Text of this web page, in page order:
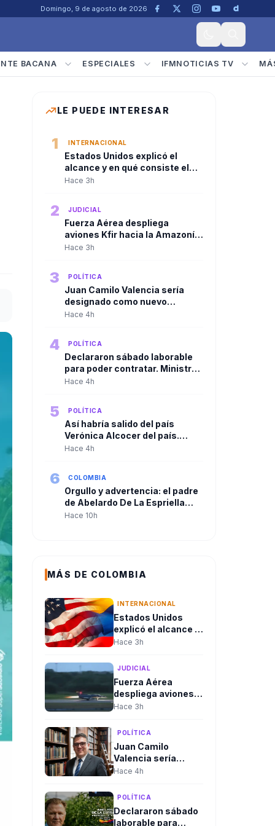
Domingo, 9 de agosto de 2026
BACANA ESPECIALES IFMNOTICIAS TV
LE PUEDE INTERESAR
1 INTERNACIONAL
Estados Unidos explicó el
alcance y en qué consiste el
paquete de seguridad de
Abelardo De La Espriella
Hace 3h
2 JUDICIAL
Fuerza Aérea despliega
aviones Kfir hacia la Amazonía
tras consejo de seguridad del
Hace 3h
3 POLÍTICA
Juan Camilo Valencia sería
designado como nuevo
director de la Agencia Nacional
Hace 4h
4 POLÍTICA
Declararon sábado laborable
para poder contratar. Ministro
de Agricultura cuestionó
más de $250.000 millones
Hace 4h
5 POLÍTICA
Así habría salido del país
Verónica Alcocer del país.
Gustavo Petro la habría llevado
Hace 4h
6 COLOMBIA
Orgullo y advertencia: el padre
de Abelardo De La Espriella
habla tras la posesión de su
Hace 10h
MÁS DE COLOMBIA
INTERNACIONAL
Estados Unidos
explicó el alcance y
en qué consiste el
seguridad de
para Colombia tras
la posesión de
Abelardo De La
Hace 3h
JUDICIAL
Fuerza Aérea
despliega aviones
Kfir hacia la
consejo de
seguridad del
presidente
Hace 3h
POLÍTICA
Juan Camilo
Valencia sería
designado como
Agencia Nacional
Hace 4h
POLÍTICA
Declararon sábado
laborable para